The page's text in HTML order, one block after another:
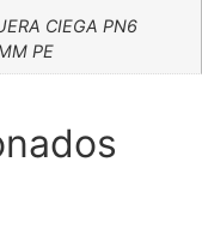
CIEGA PN6
PE